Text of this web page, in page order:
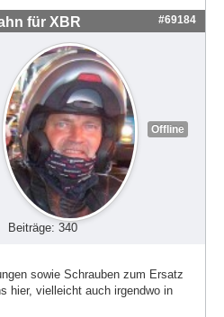
für XBR #69184
Offline
Beiträge: 340
sowie Schrauben zum Ersatz
hier, vielleicht auch irgendwo in